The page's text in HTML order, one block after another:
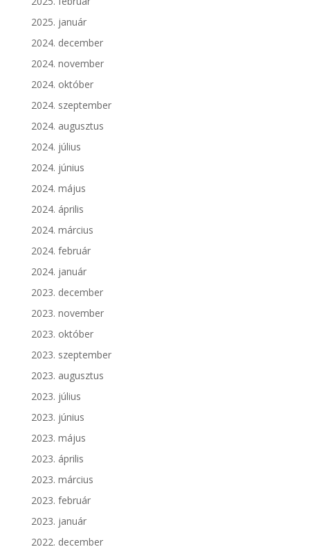
2025. január
2024. december
2024. november
2024. október
2024. szeptember
2024. augusztus
2024. július
2024. június
2024. május
2024. április
2024. március
2024. február
2024. január
2023. december
2023. november
2023. október
2023. szeptember
2023. augusztus
2023. július
2023. június
2023. május
2023. április
2023. március
2023. február
2023. január
2022. december